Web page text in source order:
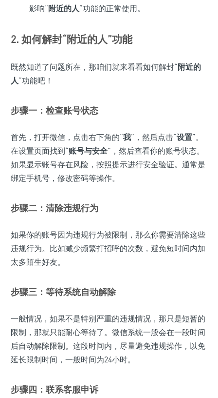
影响“附近的人”功能的正常使用。
2. 如何解封“附近的人”功能
既然知道了问题所在，那咱们就来看看如何解封“附近的
人”功能吧！
步骤一：检查账号状态
首先，打开微信，点击右下角的“我”，然后点击“设置”。
在设置页面找到“账号与安全”，然后查看你的账号状态。
如果显示账号存在风险，按照提示进行安全验证。通常是
绑定手机号，修改密码等操作。
步骤二：清除违规行为
如果你的账号因为违规行为被限制，那么你需要清除这些
违规行为。比如减少频繁打招呼的次数，避免短时间内加
太多陌生好友。
步骤三：等待系统自动解除
一般情况，如果不是特别严重的违规情况，那只是短暂的
限制，那就只能耐心等待了。微信系统一般会在一段时间
后自动解除限制。这段时间内，尽量避免违规操作，以免
延长限制时间，一般时间为24小时。
步骤四：联系客服申诉